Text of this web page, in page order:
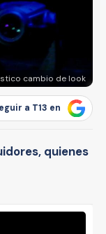
cambio de look
a T13 en
quienes